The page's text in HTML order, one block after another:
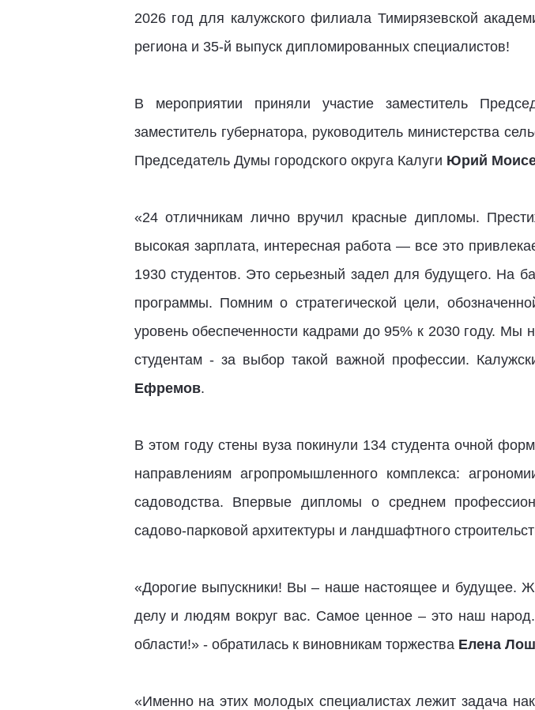
2026 год для калужского филиала Тимирязевской
региона и 35-й выпуск дипломированных специалистов!
В мероприятии приняли участие заместитель
заместитель губернатора, руководитель министерства
Председатель Думы городского округа Калуги Юрий
«24 отличникам лично вручил красные дипломы.
высокая зарплата, интересная работа — все это
1930 студентов. Это серьезный задел для будущего. На
программы. Помним о стратегической цели,
уровень обеспеченности кадрами до 95% к 2030 году.
студентам - за выбор такой важной профессии.
Ефремов.
В этом году стены вуза покинули 134 студента очной
направлениям агропромышленного комплекса:
садоводства. Впервые дипломы о среднем
садово-парковой архитектуры и ландшафтного
«Дорогие выпускники! Вы – наше настоящее и будущее.
делу и людям вокруг вас. Самое ценное – это наш
области!» - обратилась к виновникам торжества Елена
«Именно на этих молодых специалистах лежит задача